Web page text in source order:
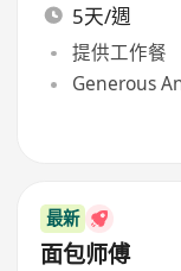
5天/週
提供工作餐
Generous
最新
面包师傅